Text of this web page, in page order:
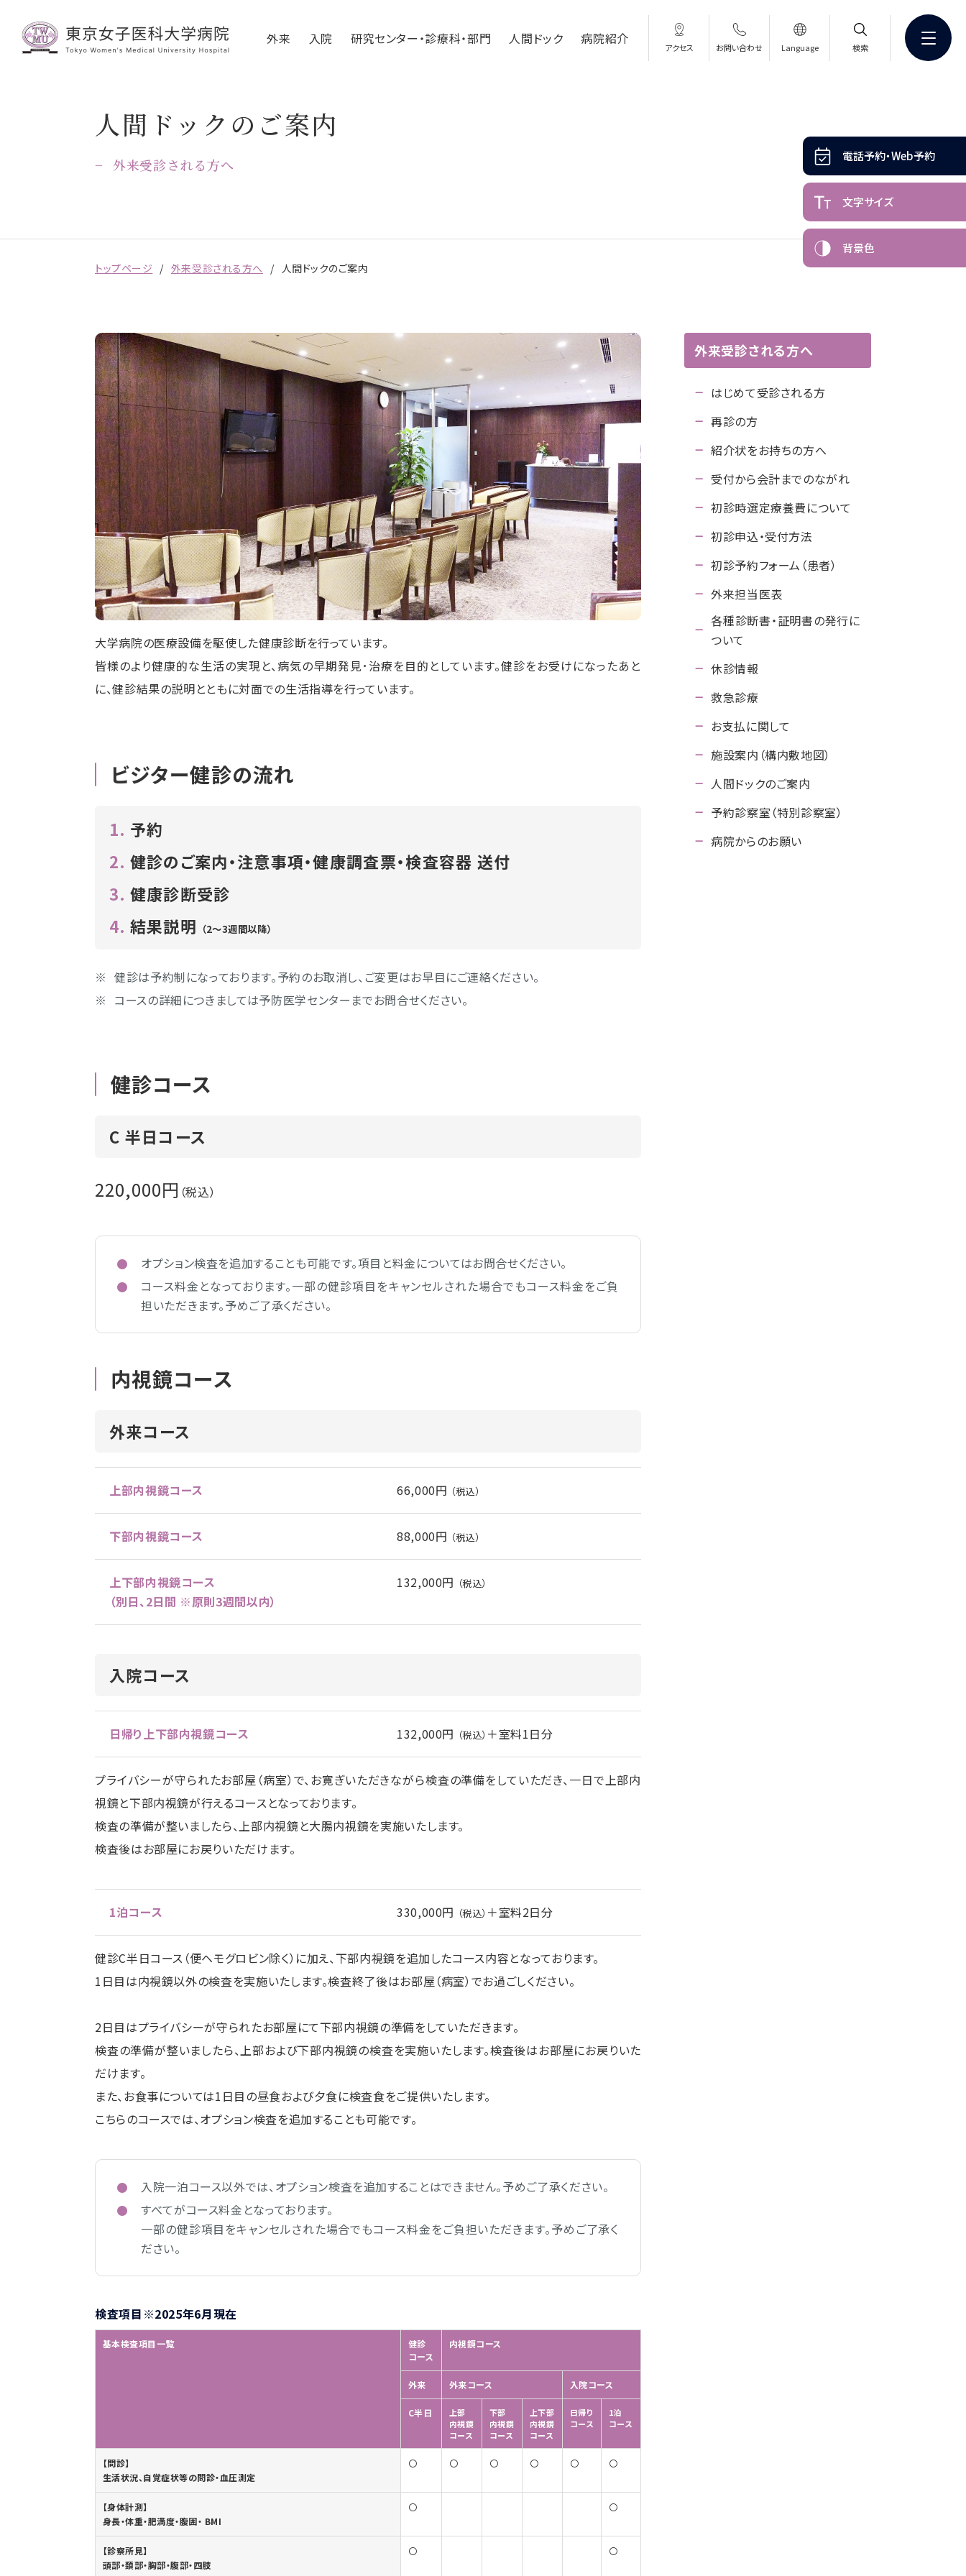
外来 入院 研究センター・診療科・部門 人間ドック 病院紹介
アクセス お問い合わせ Language 検索
人間ドックのご案内
外来受診される方へ
トップページ 外来受診される方へ 人間ドックのご案内
電話予約・Web予約
文字サイズ
背景色
大学病院の医療設備を駆使した健康診断を行っています。
皆様のより健康的な生活の実現と、病気の早期発見･治療を目的としています。健診をお受けになったあと
に、健診結果の説明とともに対面での生活指導を行っています。
ビジター健診の流れ
1. 予約
2. 健診のご案内・注意事項・健康調査票・検査容器 送付
3. 健康診断受診
4. 結果説明 （2～3週間以降）
健診は予約制になっております。予約のお取消し、ご変更はお早目にご連絡ください。
コースの詳細につきましては予防医学センターまでお問合せください。
健診コース
C 半日コース
220,000円 （税込）
オプション検査を追加することも可能です。項目と料金についてはお問合せください。
コース料金となっております。一部の健診項目をキャンセルされた場合でもコース料金をご負
担いただきます。予めご了承ください。
内視鏡コース
外来コース
上部内視鏡コース 66,000円 （税込）
下部内視鏡コース 88,000円 （税込）
上下部内視鏡コース
（別日、2日間 ※原則3週間以内）
132,000円 （税込）
入院コース
日帰り上下部内視鏡コース 132,000円 （税込） ＋室料1日分
プライバシーが守られたお部屋（病室）で、お寛ぎいただきながら検査の準備をしていただき、一日で上部内
視鏡と下部内視鏡が行えるコースとなっております。
検査の準備が整いましたら、上部内視鏡と大腸内視鏡を実施いたします。
検査後はお部屋にお戻りいただけます。
1泊コース 330,000円 （税込） ＋室料2日分
健診C半日コース（便ヘモグロビン除く）に加え、下部内視鏡を追加したコース内容となっております。
1日目は内視鏡以外の検査を実施いたします。検査終了後はお部屋（病室）でお過ごしください。
2日目はプライバシーが守られたお部屋にて下部内視鏡の準備をしていただきます。
検査の準備が整いましたら、上部および下部内視鏡の検査を実施いたします。検査後はお部屋にお戻りいた
だけます。
また、お食事については1日目の昼食および夕食に検査食をご提供いたします。
こちらのコースでは、オプション検査を追加することも可能です。
入院一泊コース以外では、オプション検査を追加することはできません。予めご了承ください。
すべてがコース料金となっております。
一部の健診項目をキャンセルされた場合でもコース料金をご負担いただきます。予めご了承く
ださい。
検査項目※2025年6月現在
基本検査項目一覧
健診
コース
内視鏡コース
外来 外来コース 入院コース
C半日
上部
内視鏡
コース
下部
内視鏡
コース
上下部
内視鏡
コース
日帰り
コース
1泊
コース
【問診】
生活状況、自覚症状等の問診・血圧測定
〇 〇 〇 〇 〇 〇
【身体計測】
身長・体重・肥満度・腹囲・ BMI
〇 〇
【診察所見】
頭部・頚部・胸部・腹部・四肢
〇 〇
外来受診される方へ
はじめて受診される方
再診の方
紹介状をお持ちの方へ
受付から会計までのながれ
初診時選定療養費について
初診申込・受付方法
初診予約フォーム（患者）
外来担当医表
各種診断書・証明書の発行に
ついて
休診情報
救急診療
お支払に関して
施設案内（構内敷地図）
人間ドックのご案内
予約診察室（特別診察室）
病院からのお願い